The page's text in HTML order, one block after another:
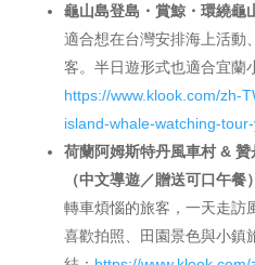
龜山島登島・賞鯨・環繞龜
適合想在台灣安排海上活動
客。半日遊形式也適合宜蘭
https://www.klook.com/zh-
island-whale-watching-
荷蘭阿姆斯特丹風車村 &
（中文導遊／贈送可口午餐）
轉車煩惱的旅客，一天走訪
喜歡拍照、田園景色與小鎮